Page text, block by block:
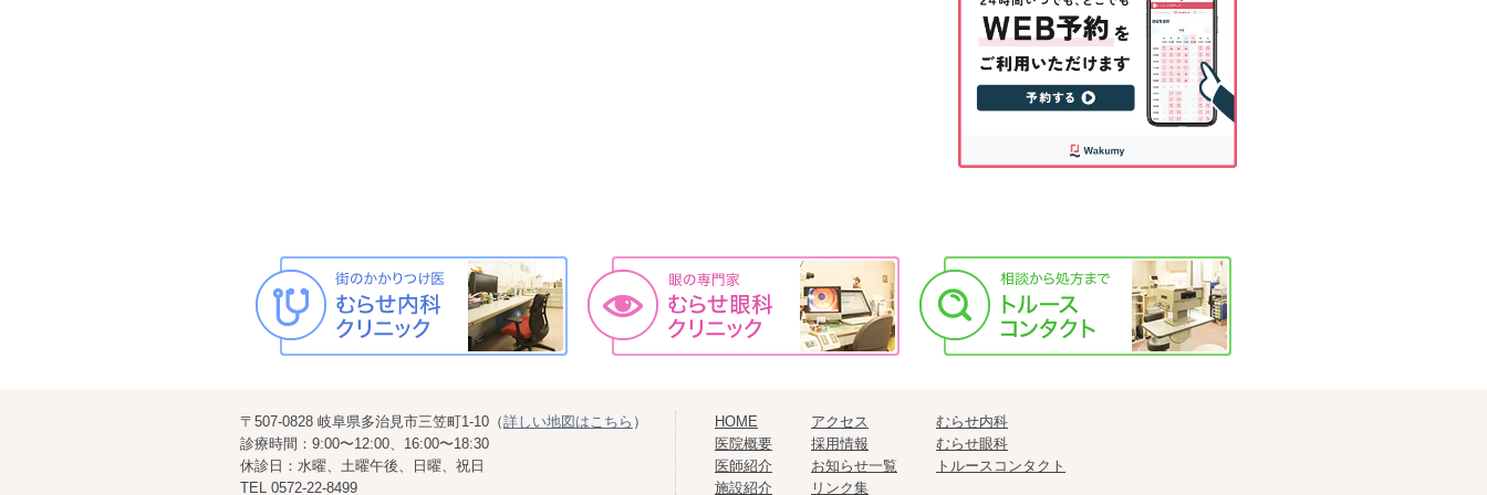
〒507-0828 岐阜県多治見市三笠町1-10（詳しい地図はこちら ）
診療時間：9:00〜12:00、16:00〜18:30
休診日：水曜、土曜午後、日曜、祝日
TEL 0572-22-8499
HOME
医院概要
医師紹介
施設紹介
アクセス
採用情報
お知らせ一覧
リンク集
むらせ内科
むらせ眼科
トルースコンタクト